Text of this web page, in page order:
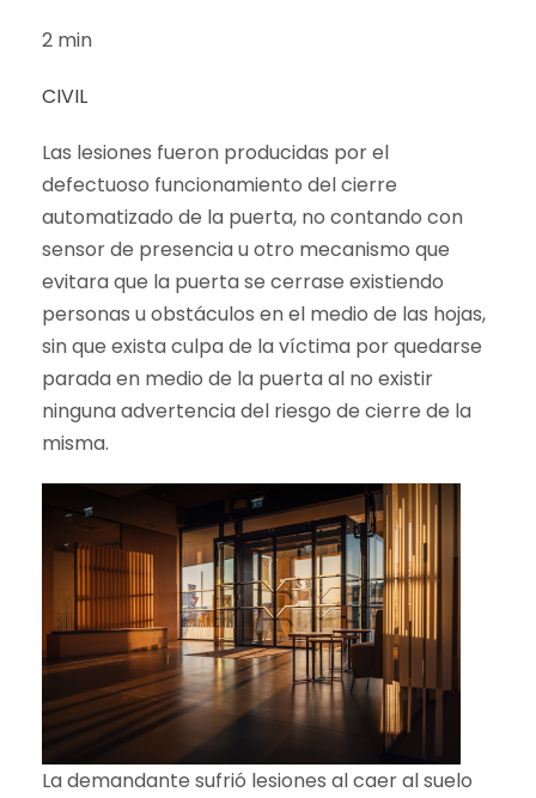
2 min
CIVIL
Las lesiones fueron producidas por el
defectuoso funcionamiento del cierre
automatizado de la puerta, no contando con
sensor de presencia u otro mecanismo que
evitara que la puerta se cerrase existiendo
personas u obstáculos en el medio de las hojas,
sin que exista culpa de la víctima por quedarse
parada en medio de la puerta al no existir
ninguna advertencia del riesgo de cierre de la
misma.
La demandante sufrió lesiones al caer al suelo